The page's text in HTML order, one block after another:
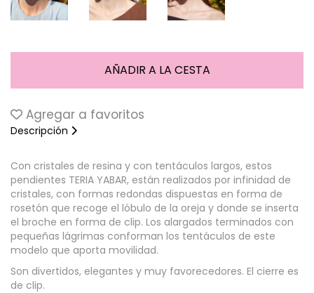
Agregar a favoritos
Descripción
Con cristales de resina y con tentáculos largos, estos
pendientes TERIA YABAR, están realizados por infinidad de
cristales, con formas redondas dispuestas en forma de
rosetón que recoge el lóbulo de la oreja y donde se inserta
el broche en forma de clip. Los alargados terminados con
pequeñas lágrimas conforman los tentáculos de este
modelo que aporta movilidad.
Son divertidos, elegantes y muy favorecedores. El cierre es
de clip.